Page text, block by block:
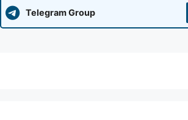
Telegram Group